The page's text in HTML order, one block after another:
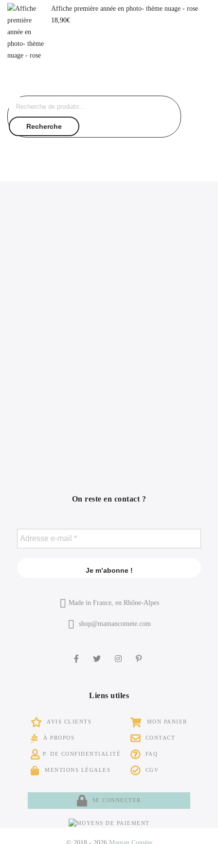
Affiche première année en photo- thème nuage - rose
18,90€
Recherche
On reste en contact ?
Made in France, en Rhône-Alpes
shop@mamancomete.com
Liens utiles
AVIS CLIENTS
À PROPOS
P. DE CONFIDENTIALITÉ
MENTIONS LÉGALES
MON PANIER
CONTACT
FAQ
CGV
SE CONNECTER